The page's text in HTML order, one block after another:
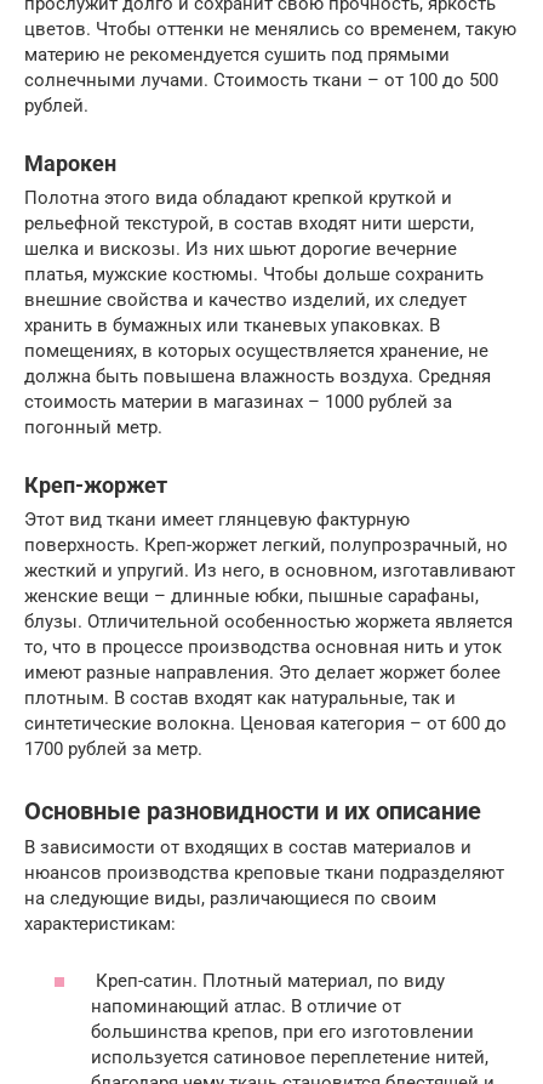
цветов. Чтобы оттенки не менялись со временем, такую
материю не рекомендуется сушить под прямыми
солнечными лучами. Стоимость ткани – от 100 до 500
рублей.
Марокен
Полотна этого вида обладают крепкой круткой и
рельефной текстурой, в состав входят нити шерсти,
шелка и вискозы. Из них шьют дорогие вечерние
платья, мужские костюмы. Чтобы дольше сохранить
внешние свойства и качество изделий, их следует
хранить в бумажных или тканевых упаковках. В
помещениях, в которых осуществляется хранение, не
должна быть повышена влажность воздуха. Средняя
стоимость материи в магазинах – 1000 рублей за
погонный метр.
Креп-жоржет
Этот вид ткани имеет глянцевую фактурную
поверхность. Креп-жоржет легкий, полупрозрачный, но
жесткий и упругий. Из него, в основном, изготавливают
женские вещи – длинные юбки, пышные сарафаны,
блузы. Отличительной особенностью жоржета является
то, что в процессе производства основная нить и уток
имеют разные направления. Это делает жоржет более
плотным. В состав входят как натуральные, так и
синтетические волокна. Ценовая категория – от 600 до
1700 рублей за метр.
Основные разновидности и их описание
В зависимости от входящих в состав материалов и
нюансов производства креповые ткани подразделяют
на следующие виды, различающиеся по своим
характеристикам:
Креп-сатин. Плотный материал, по виду
напоминающий атлас. В отличие от
большинства крепов, при его изготовлении
используется сатиновое переплетение нитей,